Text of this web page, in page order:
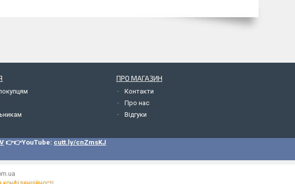
ПРО МАГАЗИН
Контакти
Про нас
Відгуки
👉👉YouTube: cutt.ly/cnZmsKJ